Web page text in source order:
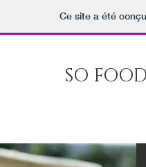
Ce site a été
SO